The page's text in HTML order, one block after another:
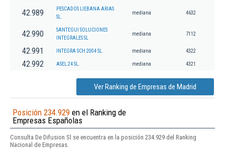
42.989
PESCADOS LIEBANA ARIAS
SL.
mediana 4632
42.990
SANTEGUI SOLUCIONES
INTEGRALES SL
mediana 7112
42.991 INTEGRA SCH 2004 SL. mediana 4322
42.992 ASEL 24 SL. mediana 4321
Ver Ranking de Empresas de Madrid
Posición 234.929 en el Ranking de
Empresas Españolas
Consulta De Difusion Sl se encuentra en la posición 234.929 del Ranking
Nacional de Empresas.